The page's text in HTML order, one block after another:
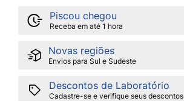
Piscou chegou
Receba em até 1 hora
Novas regiões
Envios para Sul e Sudeste
Descontos de Laboratório
Cadastre-se e verifique seus descontos